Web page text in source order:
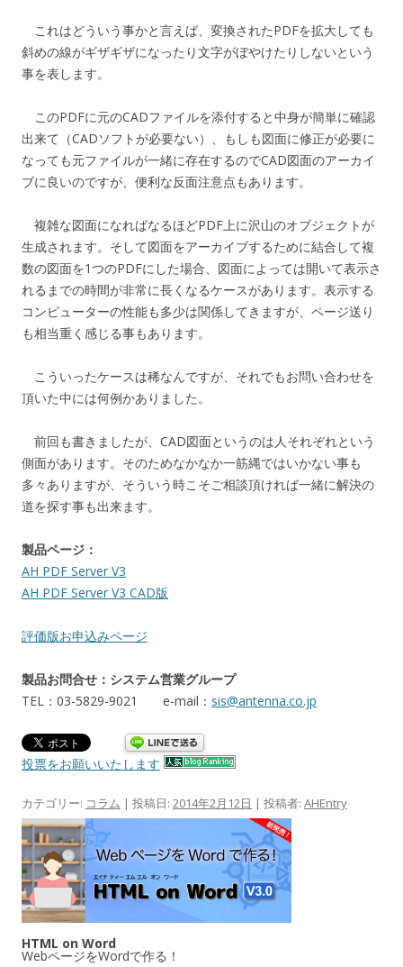
これはどういう事かと言えば、変換されたPDFを拡大しても
斜めの線がギザギザになったり文字がぼやけたりしないという
事を表します。
このPDFに元のCADファイルを添付すると中身が簡単に確認
出来て（CADソフトが必要ない）、もしも図面に修正が必要に
なっても元ファイルが一緒に存在するのでCAD図面のアーカイ
ブに良いのですが、便利な反面注意点もあります。
複雑な図面になればなるほどPDF上に沢山のオブジェクトが
生成されます。そして図面をアーカイブするために結合して複
数の図面を1つのPDFにした場合、図面によっては開いて表示さ
れるまでの時間が非常に長くなるケースがあります。表示する
コンピューターの性能も多少は関係してきますが、ページ送り
も相当重く感じる事もあります。
こういったケースは稀なんですが、それでもお問い合わせを
頂いた中には何例かありました。
前回も書きましたが、CAD図面というのは人それぞれという
側面があります。そのためなかなか一筋縄ではいかない事も
多々ありますが、そういう時こそご相談頂ければ一緒に解決の
道を探す事も出来ます。
製品ページ：
AH PDF Server V3
AH PDF Server V3 CAD版
評価版お申込みページ
製品お問合せ：システム営業グループ
TEL：03-5829-9021 e-mail： sis@antenna.co.jp
投票をお願いいたします
カテゴリー: コラム | 投稿日: 2014年2月12日 | 投稿者: AHEntry
HTML on Word
WebページをWordで作る！